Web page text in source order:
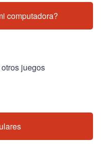
computadora?
juegos